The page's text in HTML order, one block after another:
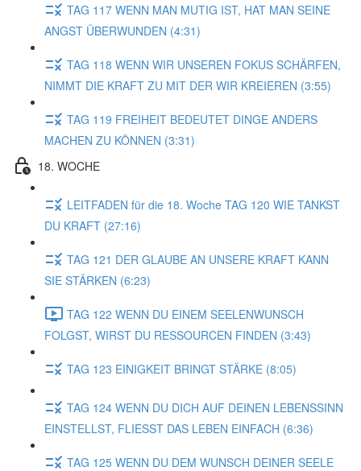
TAG 117 WENN MAN MUTIG IST, HAT MAN SEINE
ANGST ÜBERWUNDEN (4:31)
TAG 118 WENN WIR UNSEREN FOKUS SCHÄRFEN,
NIMMT DIE KRAFT ZU MIT DER WIR KREIEREN (3:55)
TAG 119 FREIHEIT BEDEUTET DINGE ANDERS
MACHEN ZU KÖNNEN (3:31)
18. WOCHE
LEITFADEN für die 18. Woche TAG 120 WIE TANKST
DU KRAFT (27:16)
TAG 121 DER GLAUBE AN UNSERE KRAFT KANN
SIE STÄRKEN (6:23)
TAG 122 WENN DU EINEM SEELENWUNSCH
FOLGST, WIRST DU RESSOURCEN FINDEN (3:43)
TAG 123 EINIGKEIT BRINGT STÄRKE (8:05)
TAG 124 WENN DU DICH AUF DEINEN LEBENSSINN
EINSTELLST, FLIESST DAS LEBEN EINFACH (6:36)
TAG 125 WENN DU DEM WUNSCH DEINER SEELE